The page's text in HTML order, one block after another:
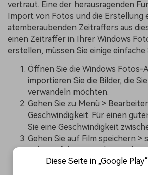
vertraut. Eine der herausragenden
Import von Fotos und die Erstellung
atemberaubenden Zeitraffers aus
einen Zeitraffer in Ihrer Windows
erstellen, müssen Sie einige
Öffnen Sie die Windows Fotos-
importieren Sie die Bilder, die
verwandeln möchten.
Gehen Sie zu Menü >
Geschwindigkeit. Für einen
Sie eine Geschwindigkeit
Gehen Sie auf Film speichern >
Video auf Ihrem Desktop oder
Gerät und schon haben Sie ein
Diese Seite in „Google